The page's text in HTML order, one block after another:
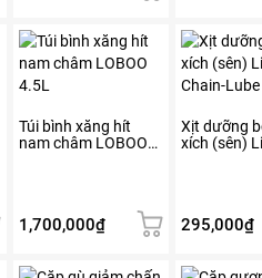
Túi bình xăng hít
nam châm LOBOO
1,700,000₫
Xịt dưỡng
xích (sên)
295,000₫